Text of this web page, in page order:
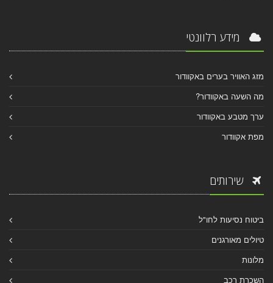
מידע רלוונטי
מזג האוויר בערים באקוודור
מה השעה באקוודור?
ערך מטבע באקוודור
מפת אקוודור
שירותים
ביטוח נסיעות לחו"ל
טיולים מאורגנים
מלונות
השכרת רכב